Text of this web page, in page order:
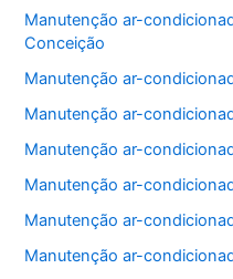
Manutenção ar-
Conceição
Manutenção ar-
Manutenção ar-
Manutenção ar-
Manutenção ar-
Manutenção ar-
Manutenção ar-